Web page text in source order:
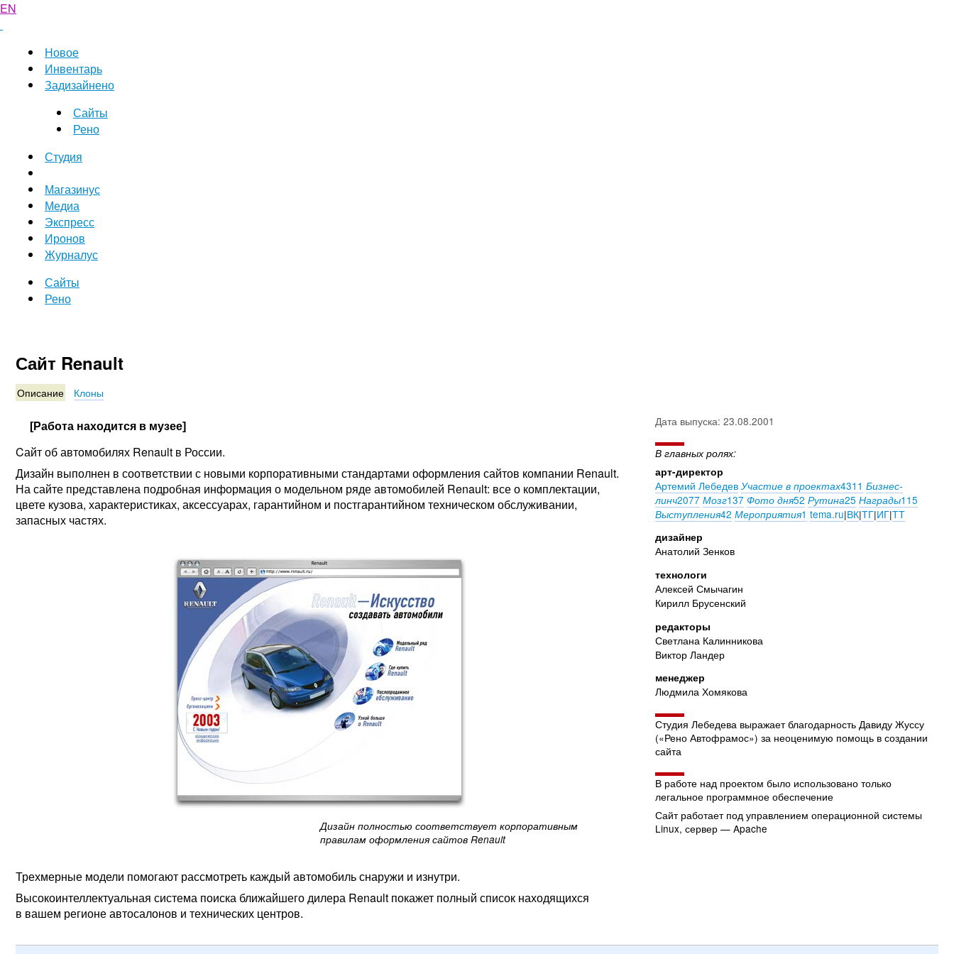
EN
Новое
Инвентарь
Задизайнено
Сайты
Рено
Студия
Магазинус
Медиа
Экспресс
Иронов
Журналус
Сайты
Рено
Сайт Renault
Описание Клоны
[Работа находится в музее]
Cайт об автомобилях Renault в России.
Дизайн выполнен в соответствии с новыми корпоративными стандартами оформления сайтов компании Renault.
На сайте представлена подробная информация о модельном ряде автомобилей Renault: все о комплектации,
цвете кузова, характеристиках, аксессуарах, гарантийном и постгарантийном техническом обслуживании,
запасных частях.
Дизайн полностью соответствует корпоративным
правилам оформления сайтов Renault
Трехмерные модели помогают рассмотреть каждый автомобиль снаружи и изнутри.
Высокоинтеллектуальная система поиска ближайшего дилера Renault покажет полный список находящихся
в вашем регионе автосалонов и технических центров.
Дата выпуска: 23.08.2001
В главных ролях:
арт-директор
Артемий Лебедев Участие в проектах4311 Бизнес-
линч2077 Мозг137 Фото дня52 Рутина25 Награды115
Выступления42 Мероприятия1 tema.ru|ВК|ТГ|ИГ|ТТ
дизайнер
Анатолий Зенков
технологи
Алексей Смычагин
Кирилл Брусенский
редакторы
Светлана Калинникова
Виктор Ландер
менеджер
Людмила Хомякова
Студия Лебедева выражает благодарность Давиду Жуссу
(«Рено Автофрамос») за неоценимую помощь в создании
сайта
В работе над проектом было использовано только
легальное программное обеспечение
Сайт работает под управлением операционной системы
Linux, сервер — Apache